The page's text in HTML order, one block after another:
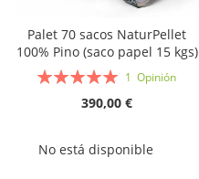
Palet 70 sacos NaturPellet
100% Pino (saco papel 15 kgs)
Valoración:
1Opinión
390,00 €
No está disponible